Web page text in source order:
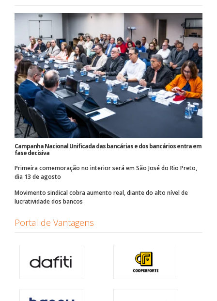
Campanha Nacional Unificada das bancárias e dos bancários entra em
fase decisiva
Primeira comemoração no interior será em São José do Rio Preto,
dia 13 de agosto
Movimento sindical cobra aumento real, diante do alto nível de
lucratividade dos bancos
Portal de Vantagens